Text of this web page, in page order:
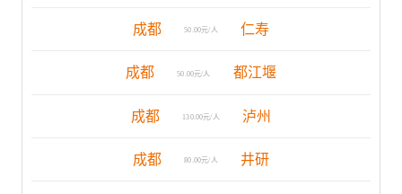
成都 50.00元/人 仁寿
成都 50.00元/人 都江堰
成都 130.00元/人 泸州
成都 80.00元/人 井研